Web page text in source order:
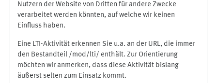
Nutzern der Website von Dritten für andere Zwecke
verarbeitet werden könnten, auf welche wir keinen
Einfluss haben.
Eine LTI-Aktivität erkennen Sie u.a. an der URL, die immer
den Bestandteil /mod/lti/ enthält. Zur Orientierung
möchten wir anmerken, dass diese Aktivität bislang
äußerst selten zum Einsatz kommt.